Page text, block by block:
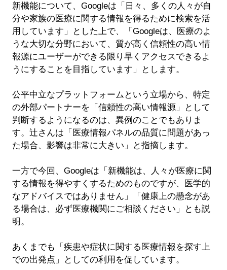
新機能について、Googleは「日々、多くの人々が自
分や家族の医療に関する情報を得るために検索を活
用しています」とした上で、「Googleは、医療のよ
うな大切な分野において、質が高く信頼性の高い情
報源にユーザーができる限り早くアクセスできるよ
うにすることを目指しています」とします。
公平中立なプラットフォームという立場から、特定
の外部パートナーを「信頼性の高い情報源」として
判断するようになるのは、異例のことでもありま
す。辻さんは「医療情報パネルの品質に問題があっ
た場合、影響は非常に大きい」と指摘します。
一方で今回、Googleは「新機能は、人々が医療に関
する情報を得やすくするためのものですが、医学的
なアドバイスではありません」「健康上の懸念があ
る場合は、必ず医療機関にご相談ください」とも説
明。
あくまでも「疾患や症状に関する医療情報を探す上
での出発点」としての利用を促しています。